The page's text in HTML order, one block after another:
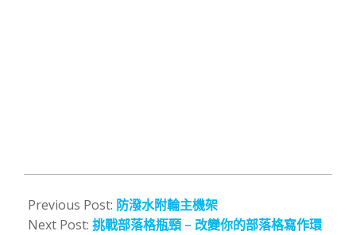
08-
07
Previous Post: 防潑水附輪主機架
Next Post: 挑戰部落格瓶頸 – 改變你的部落格寫作環